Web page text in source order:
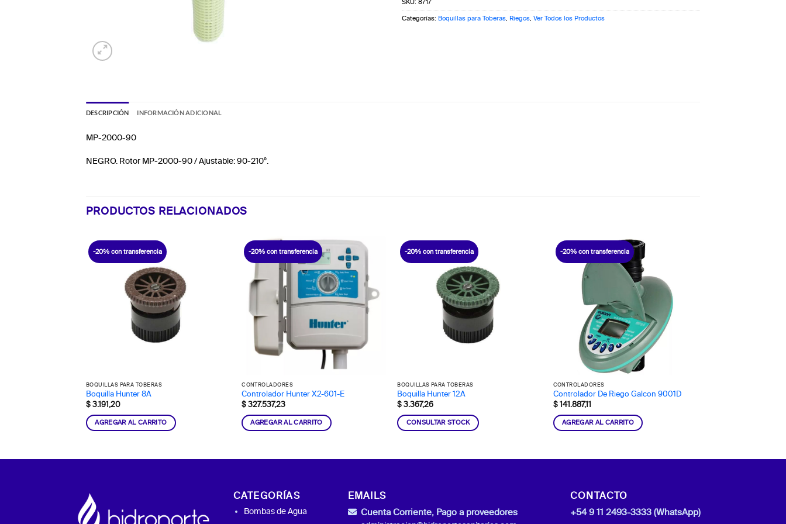
SKU: 8717
Categorías: Boquillas para Toberas, Riegos, Ver Todos los Productos
DESCRIPCIÓN INFORMACIÓN ADICIONAL
MP-2000-90
NEGRO. Rotor MP-2000-90 / Ajustable: 90-210º.
PRODUCTOS RELACIONADOS
-20% con transferencia
BOQUILLAS PARA TOBERAS
Boquilla Hunter 8A
$3.191,20
AGREGAR AL CARRITO
-20% con transferencia
CONTROLADORES
Controlador Hunter X2-601-E
$ 327.537,23
AGREGAR AL CARRITO
-20% con transferencia
BOQUILLAS PARA TOBERAS
Boquilla Hunter 12A
$ 3.367,26
CONSULTAR STOCK
-20% con transferencia
CONTROLADORES
Controlador De Riego Galcon 9001D
$141.887,11
AGREGAR AL CARRITO
CATEGORÍAS
Bombas de Agua
EMAILS
Cuenta Corriente, Pago a proveedores
CONTACTO
+54 9 11 2493-3333 (WhatsApp)